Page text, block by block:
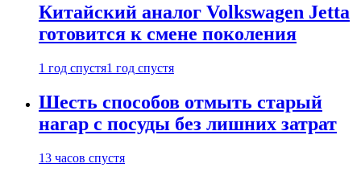
Китайский аналог Volkswagen Jetta
готовится к смене поколения
1 год спустя1 год спустя
Шесть способов отмыть старый
нагар с посуды без лишних затрат
13 часов спустя